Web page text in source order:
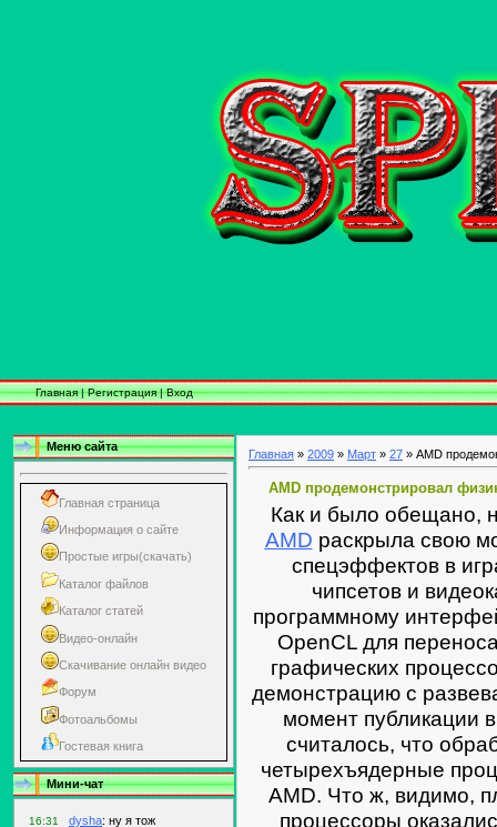
Главная|Регистрация|Вход
Меню сайта
Главная страница
Информация о сайте
Простые игры(скачать)
Каталог файлов
Каталог статей
Видео-онлайн
Скачивание онлайн видео
Форум
Фотоальбомы
Гостевая книга
Мини-чат
Главная » 2009 » Март » 27 » AMD
AMD продемонстрировал
Как и было обещано,
AMD раскрыла свою
спецэффектов в
чипсетов и
программному
OpenCL для
графических
демонстрацию с
момент публикации
считалось, что
четырехъядерные
AMD. Что ж, видимо,
процессоры